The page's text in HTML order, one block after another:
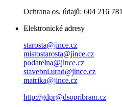
Ochrana os. údajů: 604 216 781
Elektronické adresy
starosta@jince.cz
mistostarosta@jince.cz
podatelna@jince.cz
stavebni.urad@jince.cz
matrika@jince.cz
http://gdpr@dsopribram.cz